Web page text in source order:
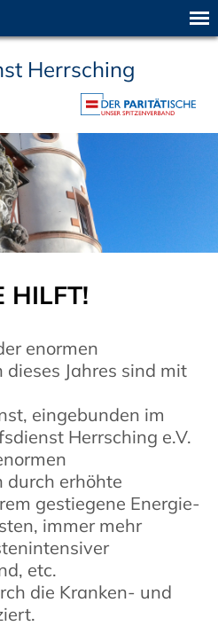
Herrsching
HILFT!
enormen
Jahres sind mit
eingebunden im
Herrsching e.V.
durch erhöhte
gestiegene Energie-
immer mehr
etc.
die Kranken- und